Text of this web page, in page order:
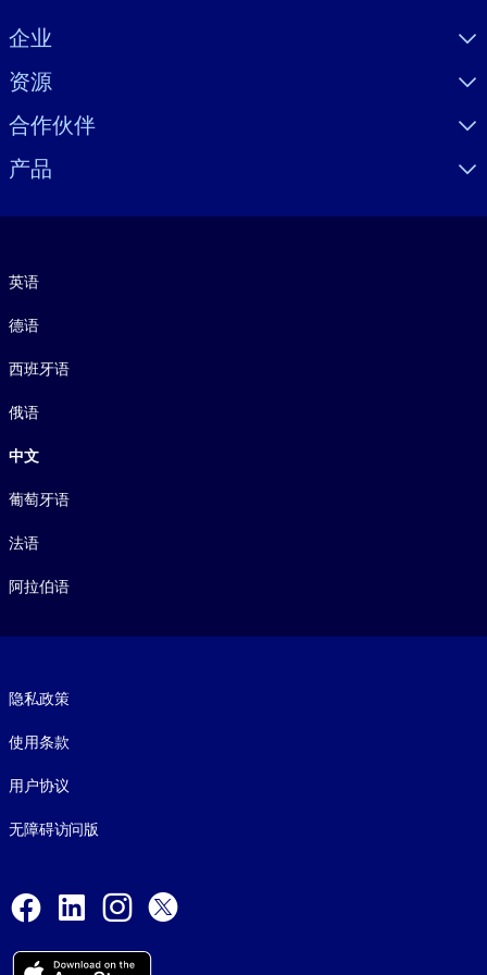
Visually hidden Text
企业
资源
合作伙伴
产品
英语
德语
西班牙语
俄语
中文
葡萄牙语
法语
阿拉伯语
隐私政策
使用条款
用户协议
无障碍访问版
Facebook
LinkedInInstagram